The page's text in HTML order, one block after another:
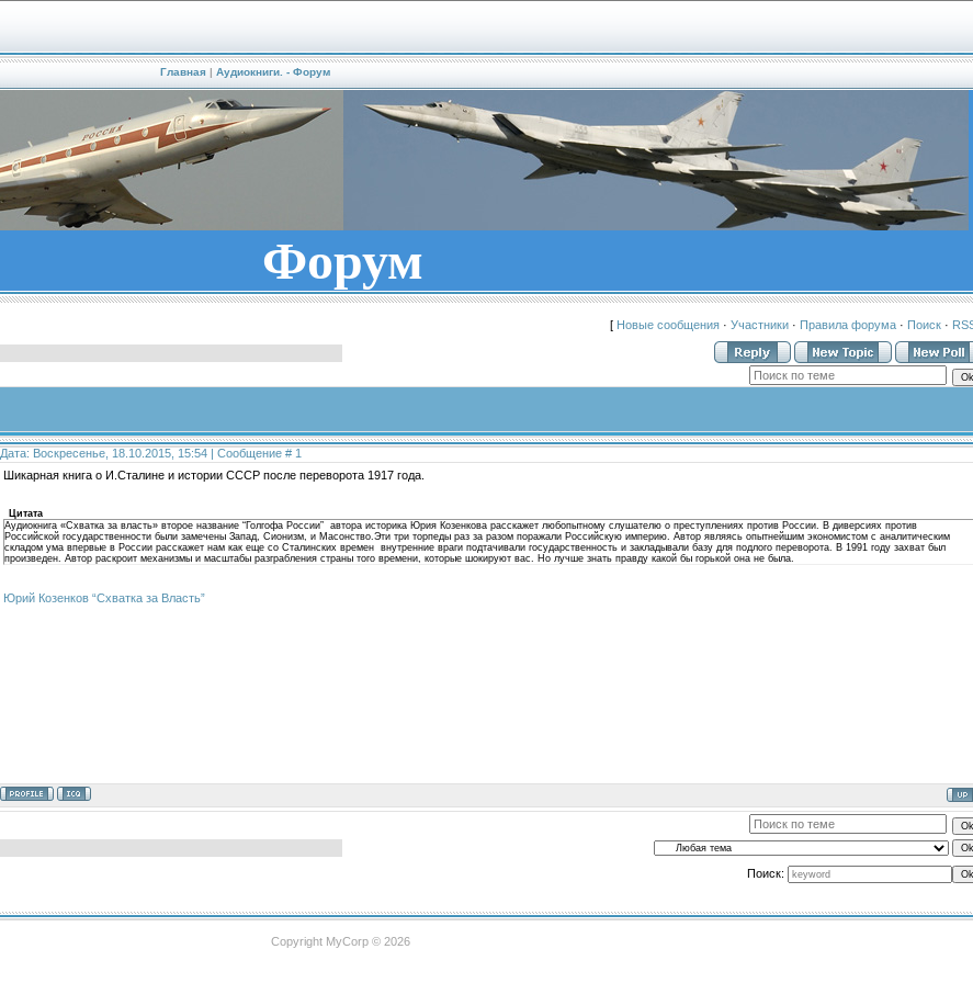
Главная| Аудиокниги. - Форум
Форум
[ Новые сообщения · Участники · Правила форума · Поиск ·
Дата: Воскресенье, 18.10.2015, 15:54 | Сообщение # 1
Шикарная книга о И.Сталине и истории СССР после переворота 1917 года.
Цитата
Аудиокнига «Схватка за власть» второе название “Голгофа России” автора историка Юрия Козенкова расскажет любопытному слушателю о преступлениях против России. В диверсиях против
Российской государственности были замечены Запад, Сионизм, и Масонство.Эти три торпеды раз за разом поражали Российскую империю. Автор являясь опытнейшим экономистом с аналитическим
складом ума впервые в России расскажет нам как еще со Сталинских времен внутренние враги подтачивали государственность и закладывали базу для подлого переворота. В 1991 году захват был
произведен. Автор раскроит механизмы и масштабы разграбления страны того времени, которые шокируют вас. Но лучше знать правду какой бы горькой она не была.
Юрий Козенков “Схватка за Власть”
Поиск:
Copyright MyCorp © 2026